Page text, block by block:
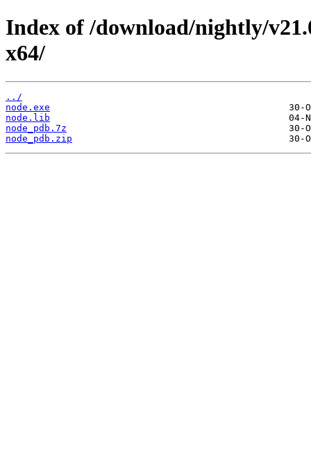
Index of /download/nightly/
x64/
../
node.exe
node.lib
node_pdb.7z
node_pdb.zip